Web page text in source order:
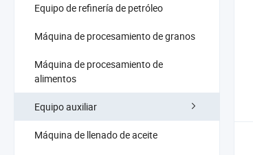
Equipo de refinería de petróleo
Máquina de procesamiento de granos
Máquina de procesamiento de
alimentos
Equipo auxiliar
Máquina de llenado de aceite